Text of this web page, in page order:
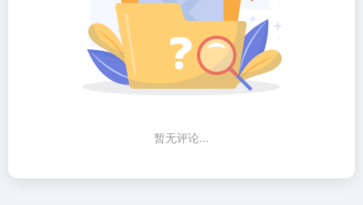
暂无评论...